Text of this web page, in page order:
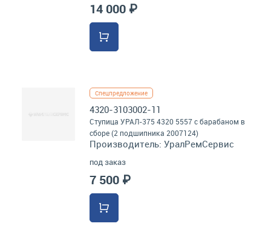
14 000 ₽
Спецпредложение
4320-3103002-11
Ступица УРАЛ-375 4320 5557 с барабаном в
сборе (2 подшипника 2007124)
Производитель: УралРемСервис
под заказ
7 500 ₽